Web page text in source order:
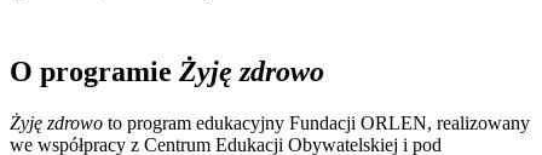
O programie Żyję zdrowo
Żyję zdrowo to program edukacyjny Fundacji ORLEN, realizowany
we współpracy z Centrum Edukacji Obywatelskiej i pod